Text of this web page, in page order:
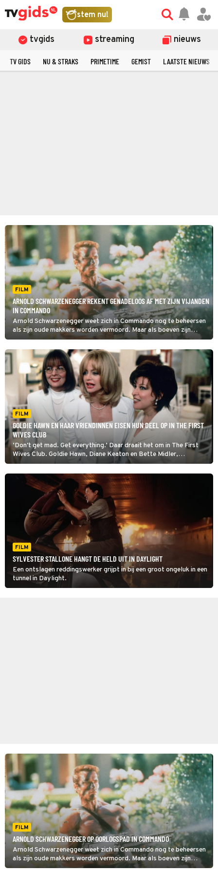
stem nu!
tvgids streaming nieuws
TV GIDS NU & STRAKS PRIMETIME GEMIST LAATSTE NIEUWS
FILM
ARNOLD SCHWARZENEGGER REKENT GENADELOOS AF MET ZIJN VIJANDEN
IN COMMANDO
Arnold Schwarzenegger weet zich in Commando nog te beheersen
als zijn oude makkers worden vermoord. Maar als boeven zijn
dochtertje kidnappen, gaan alle remmen los.
FILM
GOLDIE HAWN EN HAAR VRIENDINNEN EISEN HUN DEEL OP IN THE FIRST
WIVES CLUB
‘Don't get mad. Get everything.’ Daar draait het om in The First
Wives Club. Goldie Hawn, Diane Keaton en Bette Midler,
echtgenotes op middelbare leeftijd, pikken het niet langer dat ze
worden ingeruild voor jonge groene blaadjes.
FILM
SYLVESTER STALLONE HANGT DE HELD UIT IN DAYLIGHT
Een ontslagen reddingswerker grijpt in bij een groot ongeluk in een
tunnel in Daylight.
FILM
ARNOLD SCHWARZENEGGER OP OORLOGSPAD IN COMMANDO
Arnold Schwarzenegger weet zich in Commando nog te beheersen
als zijn oude makkers worden vermoord. Maar als boeven zijn
dochtertje kidnappen, gaan alle remmen los.